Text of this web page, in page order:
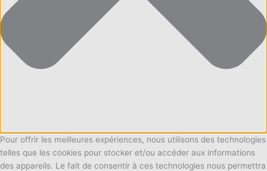
Pour offrir les meilleures expériences, nous utilisons des technologies
telles que les cookies pour stocker et/ou accéder aux informations
des appareils. Le fait de consentir à ces technologies nous permettra